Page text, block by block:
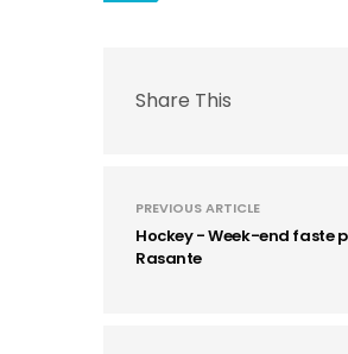
Share This
PREVIOUS ARTICLE
Hockey - Week-end faste
Rasante